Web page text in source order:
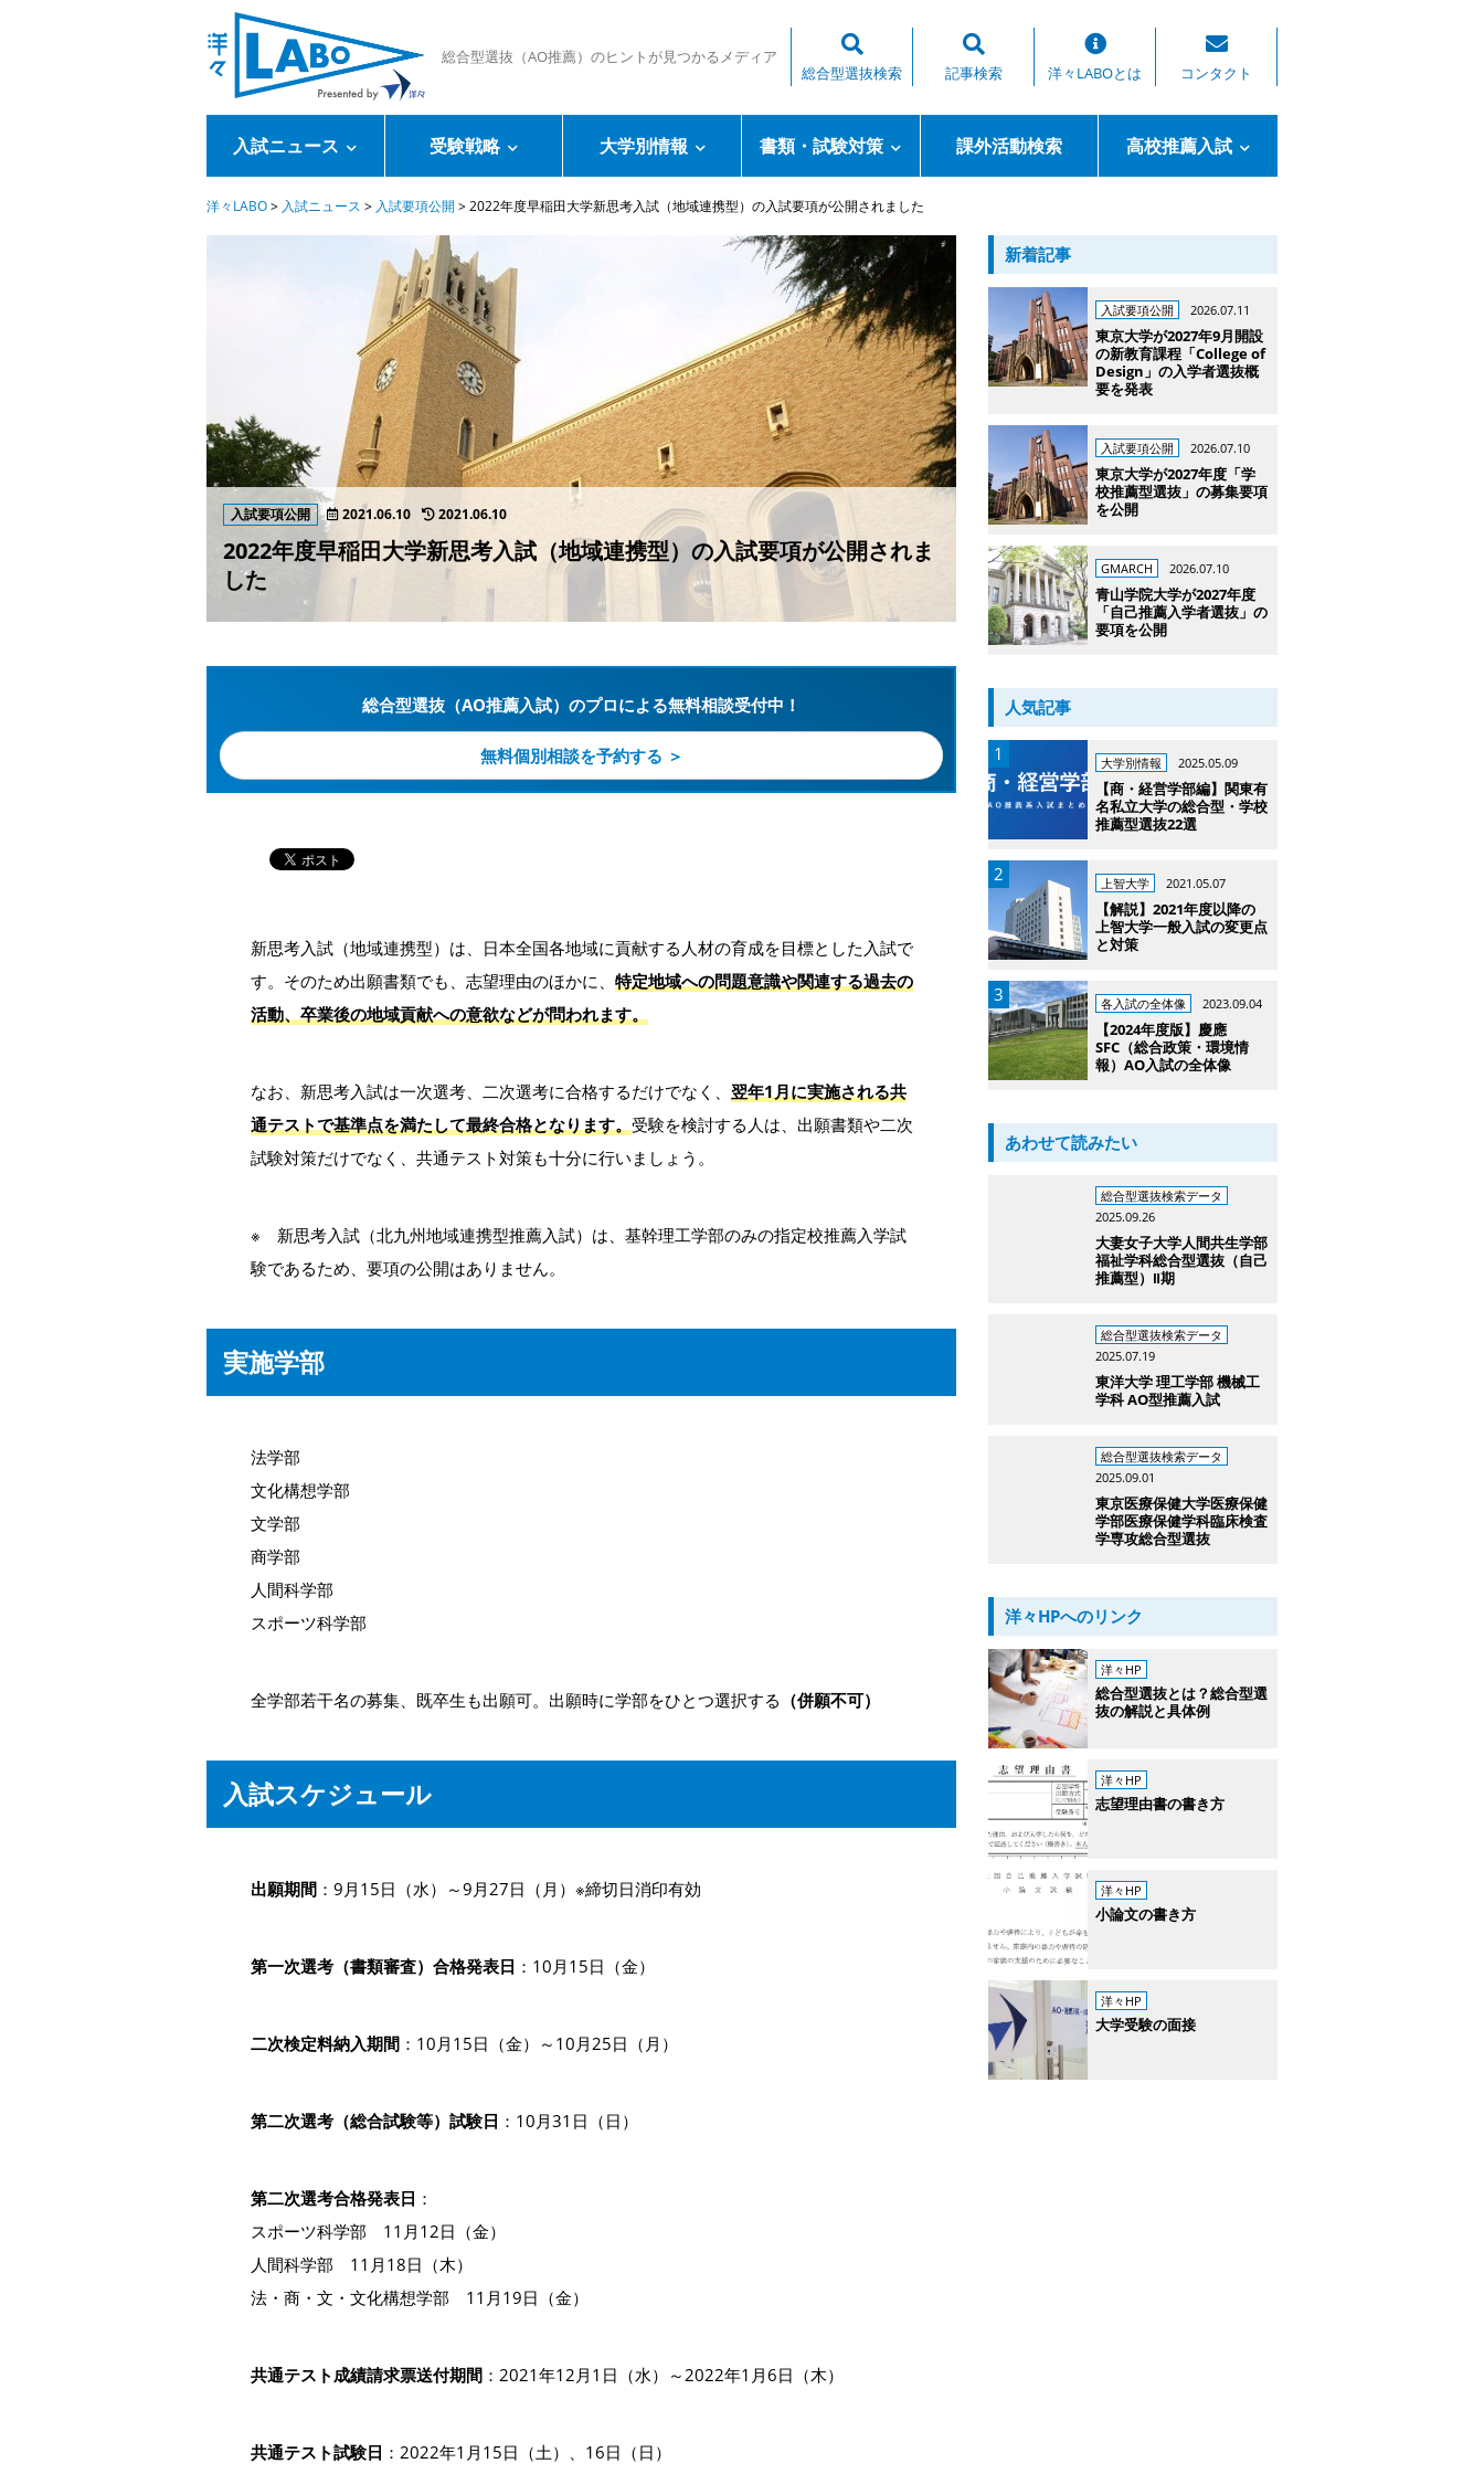
総合型選抜（AO推薦）のヒントが見つかるメディア
総合型選抜検索
記事検索 洋々LABOとは コンタクト
入試ニュース 受験戦略 大学別情報 書類・試験対策 課外活動検索 高校推薦入試
洋々LABO> 入試ニュース > 入試要項公開 >2022年度早稲田大学新思考入試（地域連携型）の入試要項が公開されました
入試要項公開 2021.06.10 2021.06.10
2022年度早稲田大学新思考入試（地域連携型）の入試要項が公開されま
した
総合型選抜（AO推薦入試）のプロによる無料相談受付中！
無料個別相談を予約する ＞
新思考入試（地域連携型）は、日本全国各地域に貢献する人材の育成を目標とした入試で
す。そのため出願書類でも、志望理由のほかに、 特定地域への問題意識や関連する過去の
活動、卒業後の地域貢献への意欲などが問われます。
なお、新思考入試は一次選考、二次選考に合格するだけでなく、 翌年1月に実施される共
通テストで基準点を満たして最終合格となります。 受験を検討する人は、出願書類や二次
試験対策だけでなく、共通テスト対策も十分に行いましょう。
※ 新思考入試（北九州地域連携型推薦入試）は、基幹理工学部のみの指定校推薦入学試
験であるため、要項の公開はありません。
実施学部
法学部
文化構想学部
文学部
商学部
人間科学部
スポーツ科学部
全学部若干名の募集、既卒生も出願可。出願時に学部をひとつ選択する （併願不可）
入試スケジュール
出願期間：9月15日（水）～9月27日（月）※締切日消印有効
第一次選考（書類審査）合格発表日 ：10月15日（金）
二次検定料納入期間：10月15日（金）～10月25日（月）
第二次選考（総合試験等）試験日 ：10月31日（日）
第二次選考合格発表日 ：
スポーツ科学部 11月12日（金）
人間科学部 11月18日（木）
法・商・文・文化構想学部 11月19日（金）
共通テスト成績請求票送付期間：2021年12月1日（水）～2022年1月6日（木）
共通テスト試験日 ：2022年1月15日（土）、16日（日）
新着記事
入試要項公開 2026.07.11
東京大学が2027年9月開設
の新教育課程「College of
Design」の入学者選抜概
要を発表
入試要項公開 2026.07.10
東京大学が2027年度「学
校推薦型選抜」の募集要項
を公開
GMARCH 2026.07.10
青山学院大学が2027年度
「自己推薦入学者選抜」の
要項を公開
人気記事
大学別情報 2025.05.09
【商・経営学部編】関東有
名私立大学の総合型・学校
推薦型選抜22選
上智大学 2021.05.07
【解説】2021年度以降の
上智大学一般入試の変更点
と対策
各入試の全体像 2023.09.04
【2024年度版】慶應
SFC（総合政策・環境情
報）AO入試の全体像
あわせて読みたい
総合型選抜検索データ
2025.09.26
大妻女子大学人間共生学部
福祉学科総合型選抜（自己
推薦型）Ⅱ期
総合型選抜検索データ
2025.07.19
東洋大学 理工学部 機械工
学科 AO型推薦入試
総合型選抜検索データ
2025.09.01
東京医療保健大学医療保健
学部医療保健学科臨床検査
学専攻総合型選抜
洋々HPへのリンク
洋々HP
総合型選抜とは？総合型選
抜の解説と具体例
洋々HP
志望理由書の書き方
洋々HP
小論文の書き方
洋々HP
大学受験の面接